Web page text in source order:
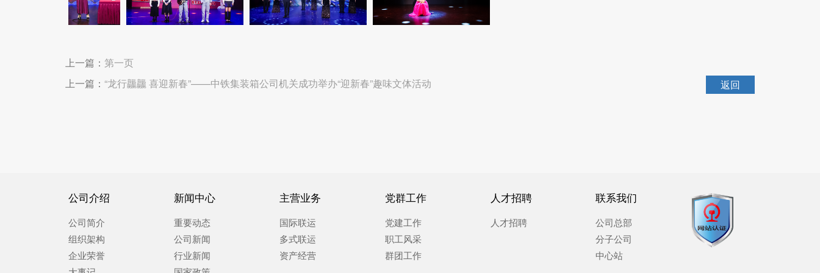
上一篇： 第一页
上一篇： “龙行龘龘 喜迎新春”——中铁集装箱公司机关成功举办“迎新春”趣味文体活动 返回
公司介绍
公司简介
组织架构
企业荣誉
新闻中心
重要动态
公司新闻
行业新闻
主营业务
国际联运
多式联运
资产经营
党群工作
党建工作
职工风采
群团工作
人才招聘
人才招聘
联系我们
公司总部
分子公司
中心站